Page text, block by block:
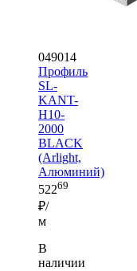
049014
Профиль
SL-
KANT-
H10-
2000
BLACK
(Arlight,
Алюминий)
52269
₽/
м
В
наличии